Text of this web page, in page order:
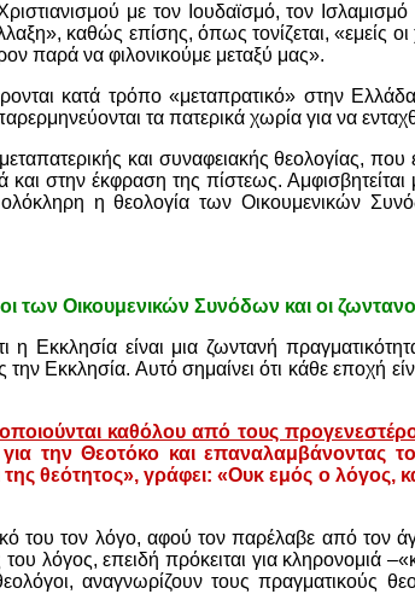
με τον Ιουδαϊσμό, τον
καθώς επίσης, όπως τονίζεται, «εμείς
παρά να φιλονικούμε μεταξύ μας».
κατά τρόπο «μεταπρατικό» στην
τα πατερικά χωρία για να
και συναφειακής θεολογίας,
στην έκφραση της πίστεως.
ολόκληρη η θεολογία των Οικουμενικών
των Οικουμενικών Συνόδων και οι
Εκκλησία είναι μια ζωντανή
Εκκλησία. Αυτό σημαίνει ότι κάθε εποχή
καθόλου από τους
την Θεοτόκο και επαναλαμβάνοντας
θεότητος», γράφει: «Ουκ εμός ο
του τον λόγο, αφού τον παρέλαβε από τον
λόγος, επειδή πρόκειται για κληρονομιά
αναγνωρίζουν τους πραγματικούς